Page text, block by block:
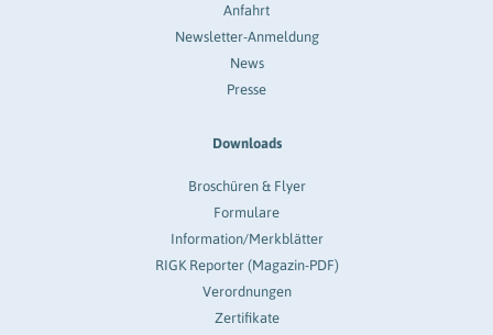
Anfahrt
Newsletter-Anmeldung
News
Presse
Downloads
Broschüren & Flyer
Formulare
Information/Merkblätter
RIGK Reporter (Magazin-PDF)
Verordnungen
Zertifikate